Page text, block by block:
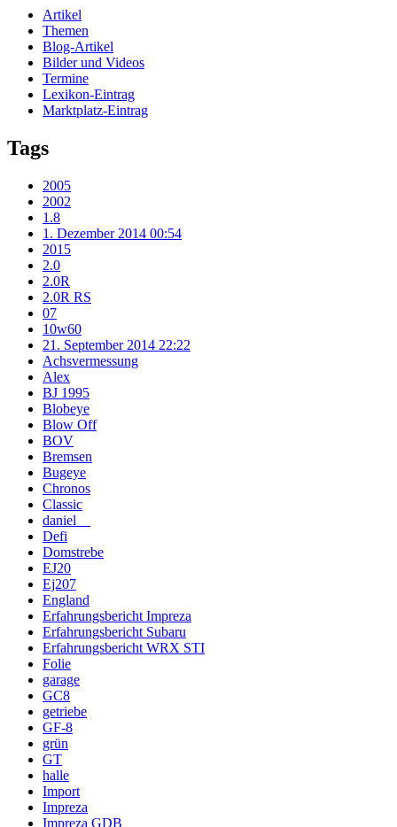
Artikel
Themen
Blog-Artikel
Bilder und Videos
Termine
Lexikon-Eintrag
Marktplatz-Eintrag
Tags
2005
2002
1.8
1. Dezember 2014 00:54
2015
2.0
2.0R
2.0R RS
07
10w60
21. September 2014 22:22
Achsvermessung
Alex
BJ 1995
Blobeye
Blow Off
BOV
Bremsen
Bugeye
Chronos
Classic
daniel__
Defi
Domstrebe
EJ20
Ej207
England
Erfahrungsbericht Impreza
Erfahrungsbericht Subaru
Erfahrungsbericht WRX STI
Folie
garage
GC8
getriebe
GF-8
grün
GT
halle
Import
Impreza
Impreza GDB